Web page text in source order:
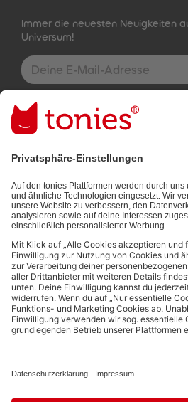
Immer die neuesten Neuigkeiten
Universum!
E-Mail-Addresse
Mit dem Absenden abonnierst du
auf den von dir bereitgestellten
informationen) und den von dir zu
Datenschutzbestimmungen.
Links
Die Nutzung der Inhalte für Text- und